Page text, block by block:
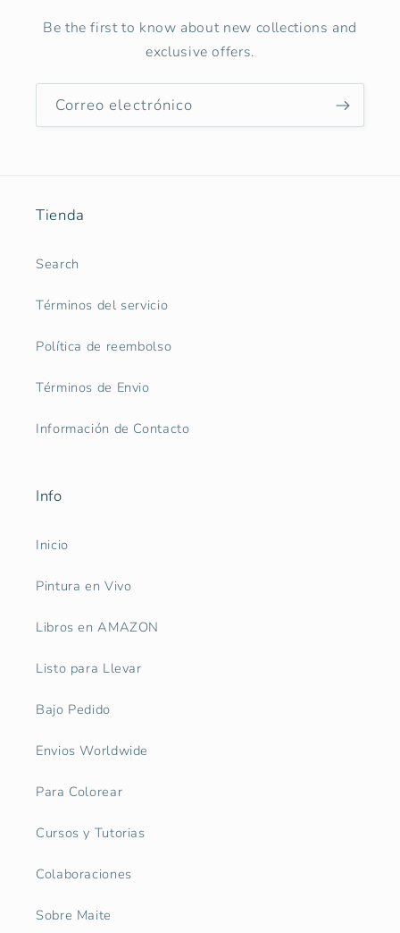
Be the first to know about new collections and
exclusive offers.
Correo electrónico
Tienda
Search
Términos del servicio
Política de reembolso
Términos de Envio
Información de Contacto
Info
Inicio
Pintura en Vivo
Libros en AMAZON
Listo para Llevar
Bajo Pedido
Envios Worldwide
Para Colorear
Cursos y Tutorias
Colaboraciones
Sobre Maite